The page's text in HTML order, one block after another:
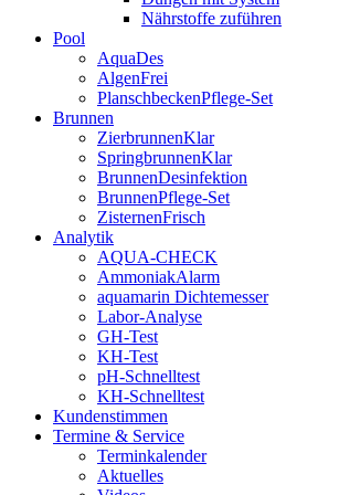
Nährstoffe zuführen
Pool
AquaDes
AlgenFrei
PlanschbeckenPflege-Set
Brunnen
ZierbrunnenKlar
SpringbrunnenKlar
BrunnenDesinfektion
BrunnenPflege-Set
ZisternenFrisch
Analytik
AQUA-CHECK
AmmoniakAlarm
aquamarin Dichtemesser
Labor-Analyse
GH-Test
KH-Test
pH-Schnelltest
KH-Schnelltest
Kundenstimmen
Termine & Service
Terminkalender
Aktuelles